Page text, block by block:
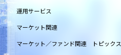
運用サービス
マーケット関連
マーケット／ファンド関連 トピックス